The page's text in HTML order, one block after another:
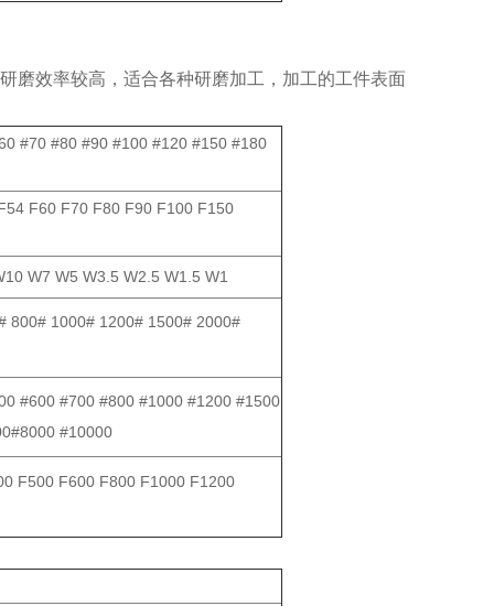
磨效率较高，适合各种研磨加工，加工的工件表面
#70 #80 #90 #100 #120 #150 #180
F60 F70 F80 F90 F100 F150
W7 W5 W3.5 W2.5 W1.5 W1
800# 1000# 1200# 1500# 2000#
#600 #700 #800 #1000 #1200 #1500
#10000
F500 F600 F800 F1000 F1200